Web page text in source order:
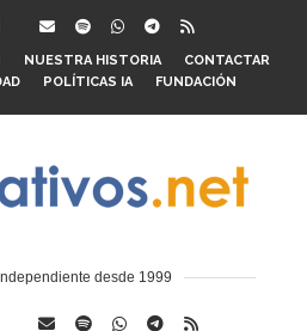
NUESTRA HISTORIA
CONTACTAR
POLÍTICAS IA FUNDACIÓN
desde 1999